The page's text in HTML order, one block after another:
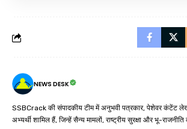
NEWS DESK
SSBCrack की संपादकीय टीम में अनुभवी पत्रकार, पेशेवर कंटेंट
अभ्यर्थी शामिल हैं, जिन्हें सैन्य मामलों, राष्ट्रीय सुरक्षा और भू-राजनीति